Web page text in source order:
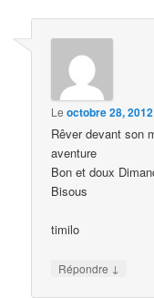
Leoctobre 28,
Rêver devant son
aventure
Bon et doux
Bisous
timilo
Répondre ↓